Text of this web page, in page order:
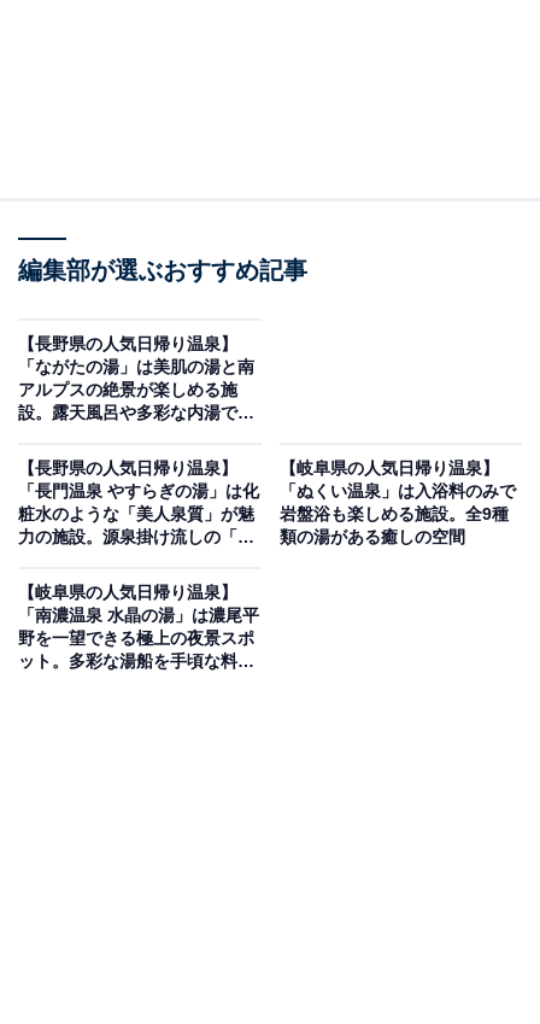
「All About ニュース」は、ネットの話題から世の中の動きまで、暮
らしの中にあふれる「なぜ？」「どうして？」を分かりやすく伝え
るAll About発のニュースメディアです。お金や仕事、恋愛、ITに関
報やSNSで話題のトピックスを紹介しています。
※本記事で紹介している商品の購入やサービスの利用により、売上の一部が
オールアバウトに還元されることがあります。
「南相木温泉 滝見の湯」は豊かな自然に囲まれた
バリアフリーの温泉施設
一面ガラス張りの内湯や、滝のせせらぐ音が聞こえる露
スや泡ぶろ、電気風呂、打たせ湯のほか、本格的な高温
サウナやミストサウナ、水風呂も完備。お食事処では薫
り高い南相木産そば粉100％の「相木そば」や、みずみ
編集部が選ぶおすすめ記事
【長野県の人気日帰り温泉】
「ながたの湯」は美肌の湯と南
アルプスの絶景が楽しめる施
設。露天風呂や多彩な内湯でリ
【長野県の人気日帰り温泉】
「長門温泉 やすらぎの湯」は化
粧水のような「美人泉質」が魅
力の施設。源泉掛け流しの「羽
【岐阜県の人気日帰り温泉】
「ぬくい温泉」は入浴料のみで
岩盤浴も楽しめる施設。全9種
類の湯がある癒しの空間
【岐阜県の人気日帰り温泉】
「南濃温泉 水晶の湯」は濃尾平
野を一望できる極上の夜景スポ
ット。多彩な湯船を手頃な料金